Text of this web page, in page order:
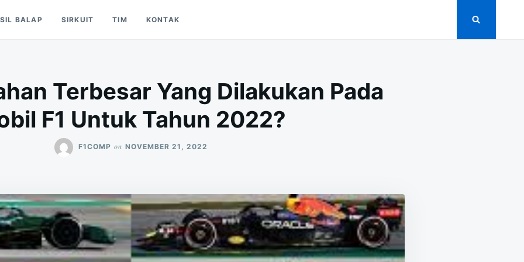
Mobil Formula 1
Di Dunia
BALAP SIRKUIT TIM KONTAK
Terbesar Yang Dilakukan Pada
F1 Untuk Tahun 2022?
F1COMP on NOVEMBER 21, 2022